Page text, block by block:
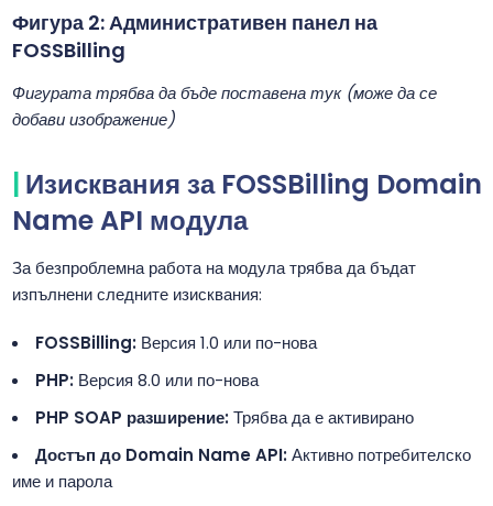
Фигура 2: Административен панел на
FOSSBilling
Фигурата трябва да бъде поставена тук (може да се
добави изображение)
Изисквания за FOSSBilling Domain
Name API модула
За безпроблемна работа на модула трябва да бъдат
изпълнени следните изисквания:
FOSSBilling:Версия 1.0 или по-нова
PHP:Версия 8.0 или по-нова
PHP SOAP разширение:Трябва да е активирано
Достъп до Domain Name API:Активно потребителско
име и парола